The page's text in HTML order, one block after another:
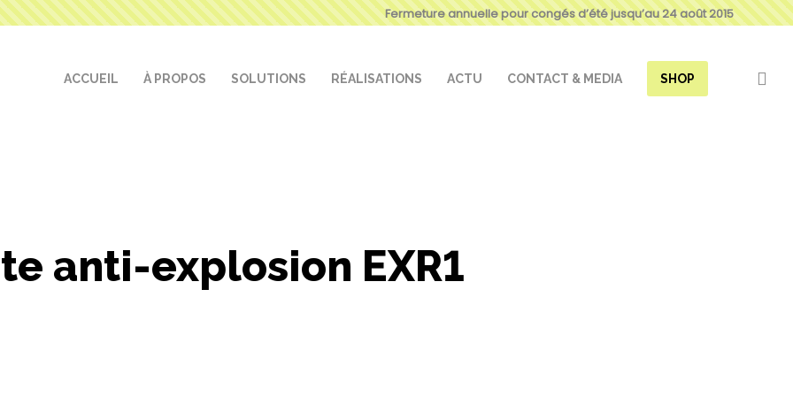
Fermeture annuelle pour congés d’été jusqu’au 24 août 2015
ACCUEIL À PROPOS SOLUTIONS RÉALISATIONS ACTU CONTACT & MEDIA SHOP
anti-explosion EXR1